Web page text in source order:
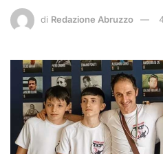
di Redazione Abruzzo